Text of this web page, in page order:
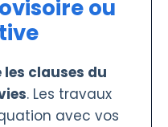
ou
clauses du
. Les travaux
avec vos